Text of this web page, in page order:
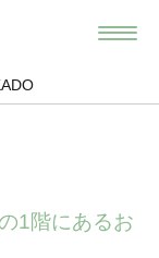
1階にあるお